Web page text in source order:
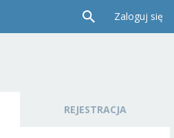
Zaloguj się
REJESTRACJA